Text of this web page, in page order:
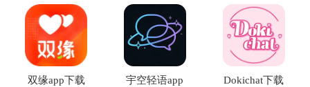
双缘app下载
宇空轻语app
Dokichat下载